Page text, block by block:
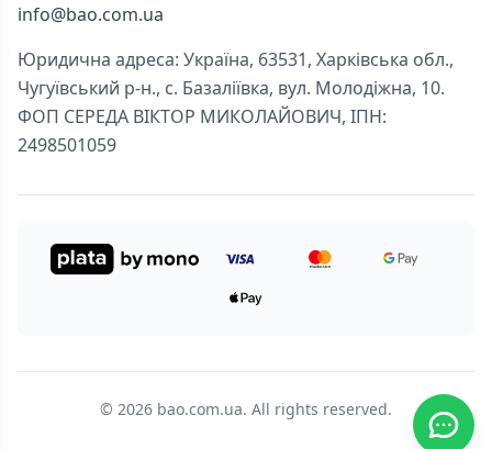
info@bao.com.ua
Юридична адреса: Україна, 63531, Харківська обл.,
Чугуївський р-н., с. Базаліївка, вул. Молодіжна, 10.
ФОП СЕРЕДА ВІКТОР МИКОЛАЙОВИЧ, ІПН:
2498501059
© 2026 bao.com.ua. All rights reserved.